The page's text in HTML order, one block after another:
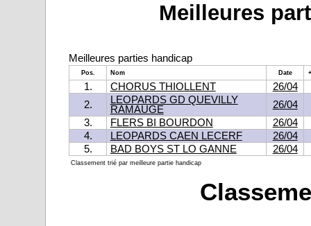
Meilleures
Meilleures parties handicap
Pos. Nom Date
1. CHORUS THIOLLENT
26/04
2.
LEOPARDS GD QUEVILLY
RAMAUGE
26/04
3.
FLERS BI BOURDON
26/04
4.
LEOPARDS CAEN LECERF
26/04
5.
BAD BOYS ST LO GANNE 26/04
Classement trié par meilleure partie handicap